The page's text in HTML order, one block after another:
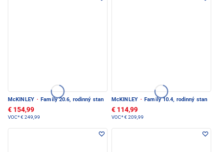
McKINLEY · Family 20.6, rodinný stan
€ 154,99
VOC*€ 249,99
McKINLEY · Family 10.4, rodinný stan
€ 114,99
VOC*€ 209,99